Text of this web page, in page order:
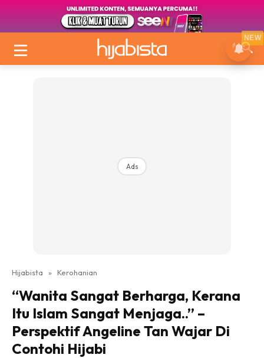
Ads
Hijabista » Kerohanian
“Wanita Sangat Berharga, Kerana
Itu Islam Sangat Menjaga..” –
Perspektif Angeline Tan Wajar Di
Contohi Hijabi
NEW